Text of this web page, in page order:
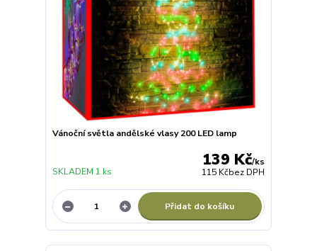
Vánoční světla andělské vlasy 200 LED lamp
139 Kč/ks
115 Kčbez DPH
SKLADEM 1 ks
Přidat do košíku